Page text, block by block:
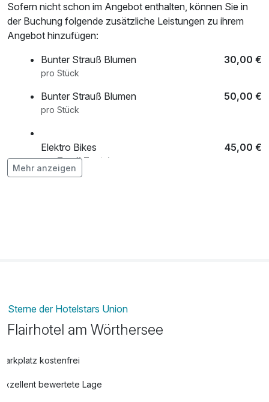
• Hirter Brauerei Führung
• Schokoladengenuss bei Craigher
• Weinverkostung mit Kärntner Jause
• Stadtführungen durch Klagenfurt
• Alpaka-Spaziergang erleben
Sofern nicht schon im Angebot enthalten, können Sie in
der Buchung folgende zusätzliche Leistungen zu ihrem
Angebot hinzufügen:
Bunter Strauß Blumen
30,00 €
pro Stück
Bunter Strauß Blumen 50,00 €
pro Stück
Elektro Bikes 45,00 €
pro Tag (1 Tag/e)
Mehr anzeigen
Sterne der Hotelstars Union
Flairhotel am Wörthersee
Parkplatz kostenfrei
Exzellent bewertete Lage